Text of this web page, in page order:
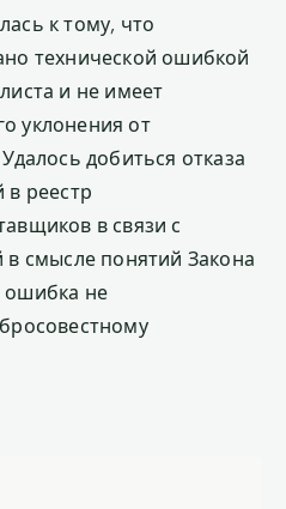
к тому, что
технической ошибкой
и не имеет
уклонения от
добиться отказа
в реестр
в связи с
в смысле понятий Закона
не